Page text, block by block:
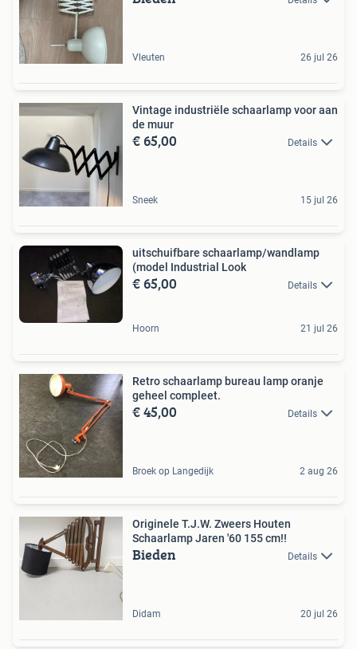
Vleuten 26 jul 26
Vintage industriële schaarlamp voor aan
de muur
€ 65,00 Details
Sneek 15 jul 26
uitschuifbare schaarlamp/wandlamp
(model Industrial Look
€ 65,00 Details
Hoorn 21 jul 26
Retro schaarlamp bureau lamp oranje
geheel compleet.
€ 45,00 Details
Broek op Langedijk 2 aug 26
Originele T.J.W. Zweers Houten
Schaarlamp Jaren '60 155 cm!!
Bieden Details
Didam 20 jul 26